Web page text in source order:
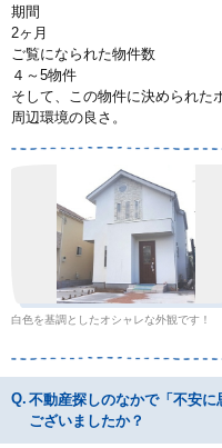
期間
2ヶ月
ご覧になられた物件数
４～5物件
そして、この物件に決められた
周辺環境の良さ。
白色を基調としたオシャレな外観です！
不動産探しのなかで「不安
ございましたか？